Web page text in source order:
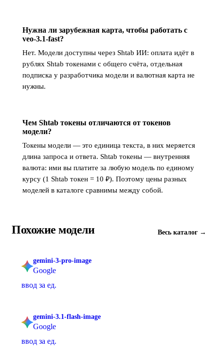
Нужна ли зарубежная карта, чтобы работать с
veo-3.1-fast?
Нет. Модели доступны через Shtab ИИ: оплата идёт в
рублях Shtab токенами с общего счёта, отдельная
подписка у разработчика модели и валютная карта не
нужны.
Чем Shtab токены отличаются от токенов
модели?
Токены модели — это единица текста, в них меряется
длина запроса и ответа. Shtab токены — внутренняя
валюта: ими вы платите за любую модель по единому
курсу (1 Shtab токен = 10 ₽). Поэтому цены разных
моделей в каталоге сравнимы между собой.
Похожие модели Весь каталог →
gemini-3-pro-image
Google
ввод за ед.
gemini-3.1-flash-image
Google
ввод за ед.